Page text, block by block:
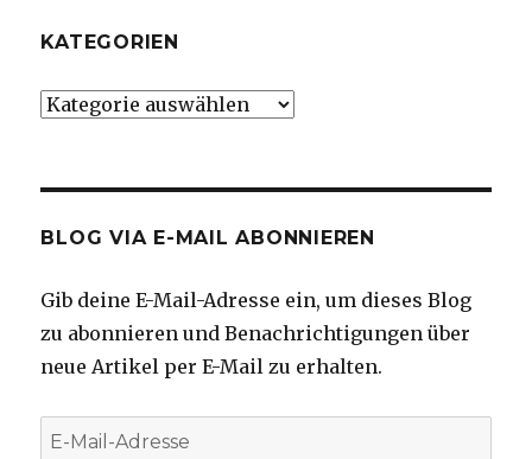
KATEGORIEN
Kategorien
BLOG VIA E-MAIL ABONNIEREN
Gib deine E-Mail-Adresse ein, um dieses Blog
zu abonnieren und Benachrichtigungen über
neue Artikel per E-Mail zu erhalten.
E-